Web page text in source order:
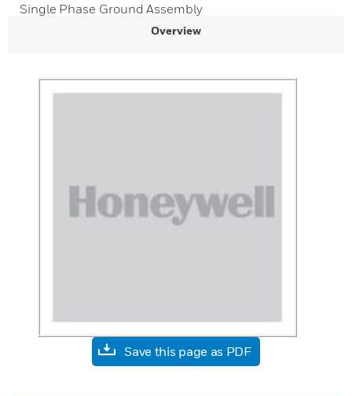
Single Phase Ground Assembly
Overview
Save this page as PDF